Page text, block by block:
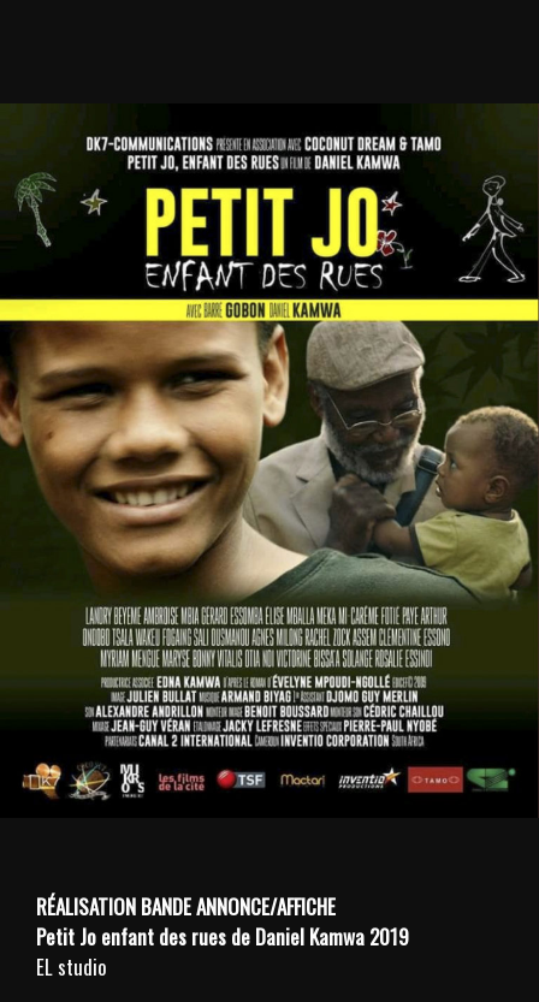
RÉALISATION BANDE ANNONCE/AFFICHE
Petit Jo enfant des rues de Daniel Kamwa 2019
EL studio